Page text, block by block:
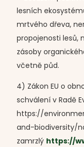
lesních
mrtvého dřeva,
propojenosti lesů,
zásoby
včetně půd.
4) Zákon EU o
schválení v Radě
https://
and-biodiversity/
zamrzlý https://